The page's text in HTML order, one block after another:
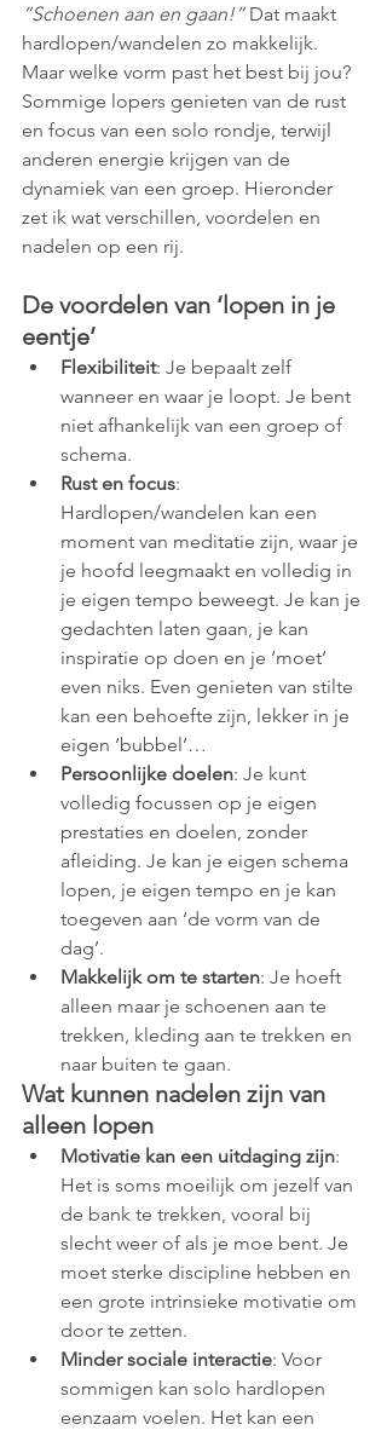
“Schoenen aan en gaan!” Dat maakt
hardlopen/wandelen zo makkelijk.
Maar welke vorm past het best bij jou?
Sommige lopers genieten van de rust
en focus van een solo rondje, terwijl
anderen energie krijgen van de
dynamiek van een groep. Hieronder
zet ik wat verschillen, voordelen en
nadelen op een rij.
De voordelen van ‘lopen in je
eentje’
Flexibiliteit: Je bepaalt zelf
wanneer en waar je loopt. Je bent
niet afhankelijk van een groep of
schema.
Rust en focus:
Hardlopen/wandelen kan een
moment van meditatie zijn, waar je
je hoofd leegmaakt en volledig in
je eigen tempo beweegt. Je kan je
gedachten laten gaan, je kan
inspiratie op doen en je ‘moet’
even niks. Even genieten van stilte
kan een behoefte zijn, lekker in je
eigen ‘bubbel’…
Persoonlijke doelen: Je kunt
volledig focussen op je eigen
prestaties en doelen, zonder
afleiding. Je kan je eigen schema
lopen, je eigen tempo en je kan
toegeven aan ‘de vorm van de
dag’.
Makkelijk om te starten: Je hoeft
alleen maar je schoenen aan te
trekken, kleding aan te trekken en
naar buiten te gaan.
Wat kunnen nadelen zijn van
alleen lopen
Motivatie kan een uitdaging zijn:
Het is soms moeilijk om jezelf van
de bank te trekken, vooral bij
slecht weer of als je moe bent. Je
moet sterke discipline hebben en
een grote intrinsieke motivatie om
door te zetten.
Minder sociale interactie: Voor
sommigen kan solo hardlopen
eenzaam voelen. Het kan een